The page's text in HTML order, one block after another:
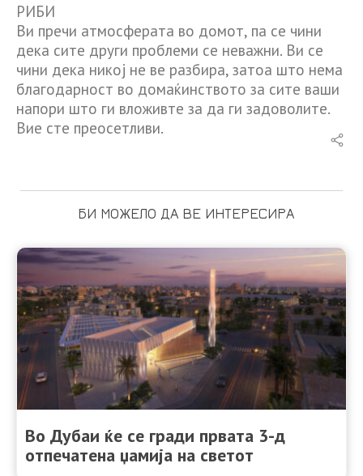
РИБИ
Ви пречи атмосферата во домот, па се чини
дека сите други проблеми се неважни. Ви се
чини дека никој не ве разбира, затоа што нема
благодарност во домаќинството за сите ваши
напори што ги вложивте за да ги задоволите.
Вие сте преосетливи.
БИ МОЖЕЛО ДА ВЕ ИНТЕРЕСИРА
Во Дубаи ќе се гради првата 3-д
отпечатена џамија на светот